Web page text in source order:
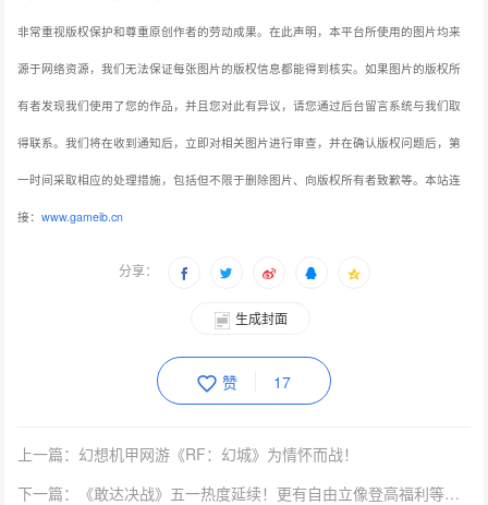
非常重视版权保护和尊重原创作者的劳动成果。在此声明，本平台所使用的图片均来
源于网络资源，我们无法保证每张图片的版权信息都能得到核实。如果图片的版权所
有者发现我们使用了您的作品，并且您对此有异议，请您通过后台留言系统与我们取
得联系。我们将在收到通知后，立即对相关图片进行审查，并在确认版权问题后，第
一时间采取相应的处理措施，包括但不限于删除图片、向版权所有者致歉等。本站连
接：www.gameib.cn
分享：
生成封面
赞 17
上一篇：幻想机甲网游《RF：幻城》为情怀而战！
下一篇：《敢达决战》五一热度延续！更有自由立像登高福利等你领取！